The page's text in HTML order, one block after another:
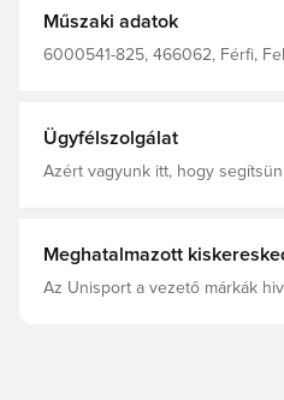
Műszaki adatok
6000541-825, 466062, Férfi,
Ügyfélszolgálat
Azért vagyunk itt, hogy
Meghatalmazott
Az Unisport a vezető márkák